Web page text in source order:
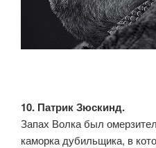
10. Патрик Зюскинд.
Запах Волка был
каморка дубильщика, в